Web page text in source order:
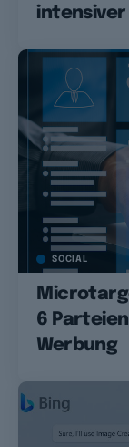
intensiver
SOCIAL
6
Werbung